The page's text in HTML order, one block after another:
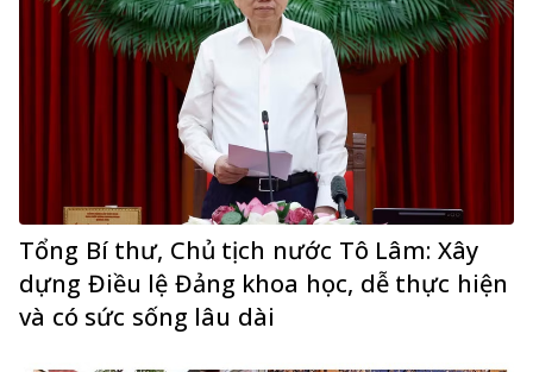
Tổng Bí thư, Chủ tịch nước Tô Lâm: Xây
dựng Điều lệ Đảng khoa học, dễ thực hiện
và có sức sống lâu dài